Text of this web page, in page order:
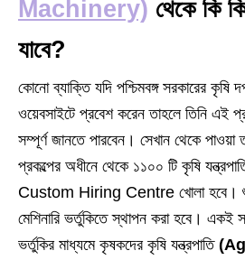
Machinery) থেকে কি
যাবে?
কোনো ব্যাক্তি যদি পশ্চিমবঙ্গ সরকারের কৃষি
ওয়েবসাইটে প্রবেশ করেন তাহলে তিনি এই
সম্পূর্ণ জানতে পারবেন। সেখান থেকে পাওয়া
প্রকল্পের অধীনে থেকে ১১০০ টি কৃষি
Custom Hiring Centre খোলা হবে। শুধু
মেশিনারি ভর্তুকিতে স্থাপন করা হবে। একই
ভর্তুকির মাধ্যমে কৃষকদের কৃষি যন্ত্রপাতি